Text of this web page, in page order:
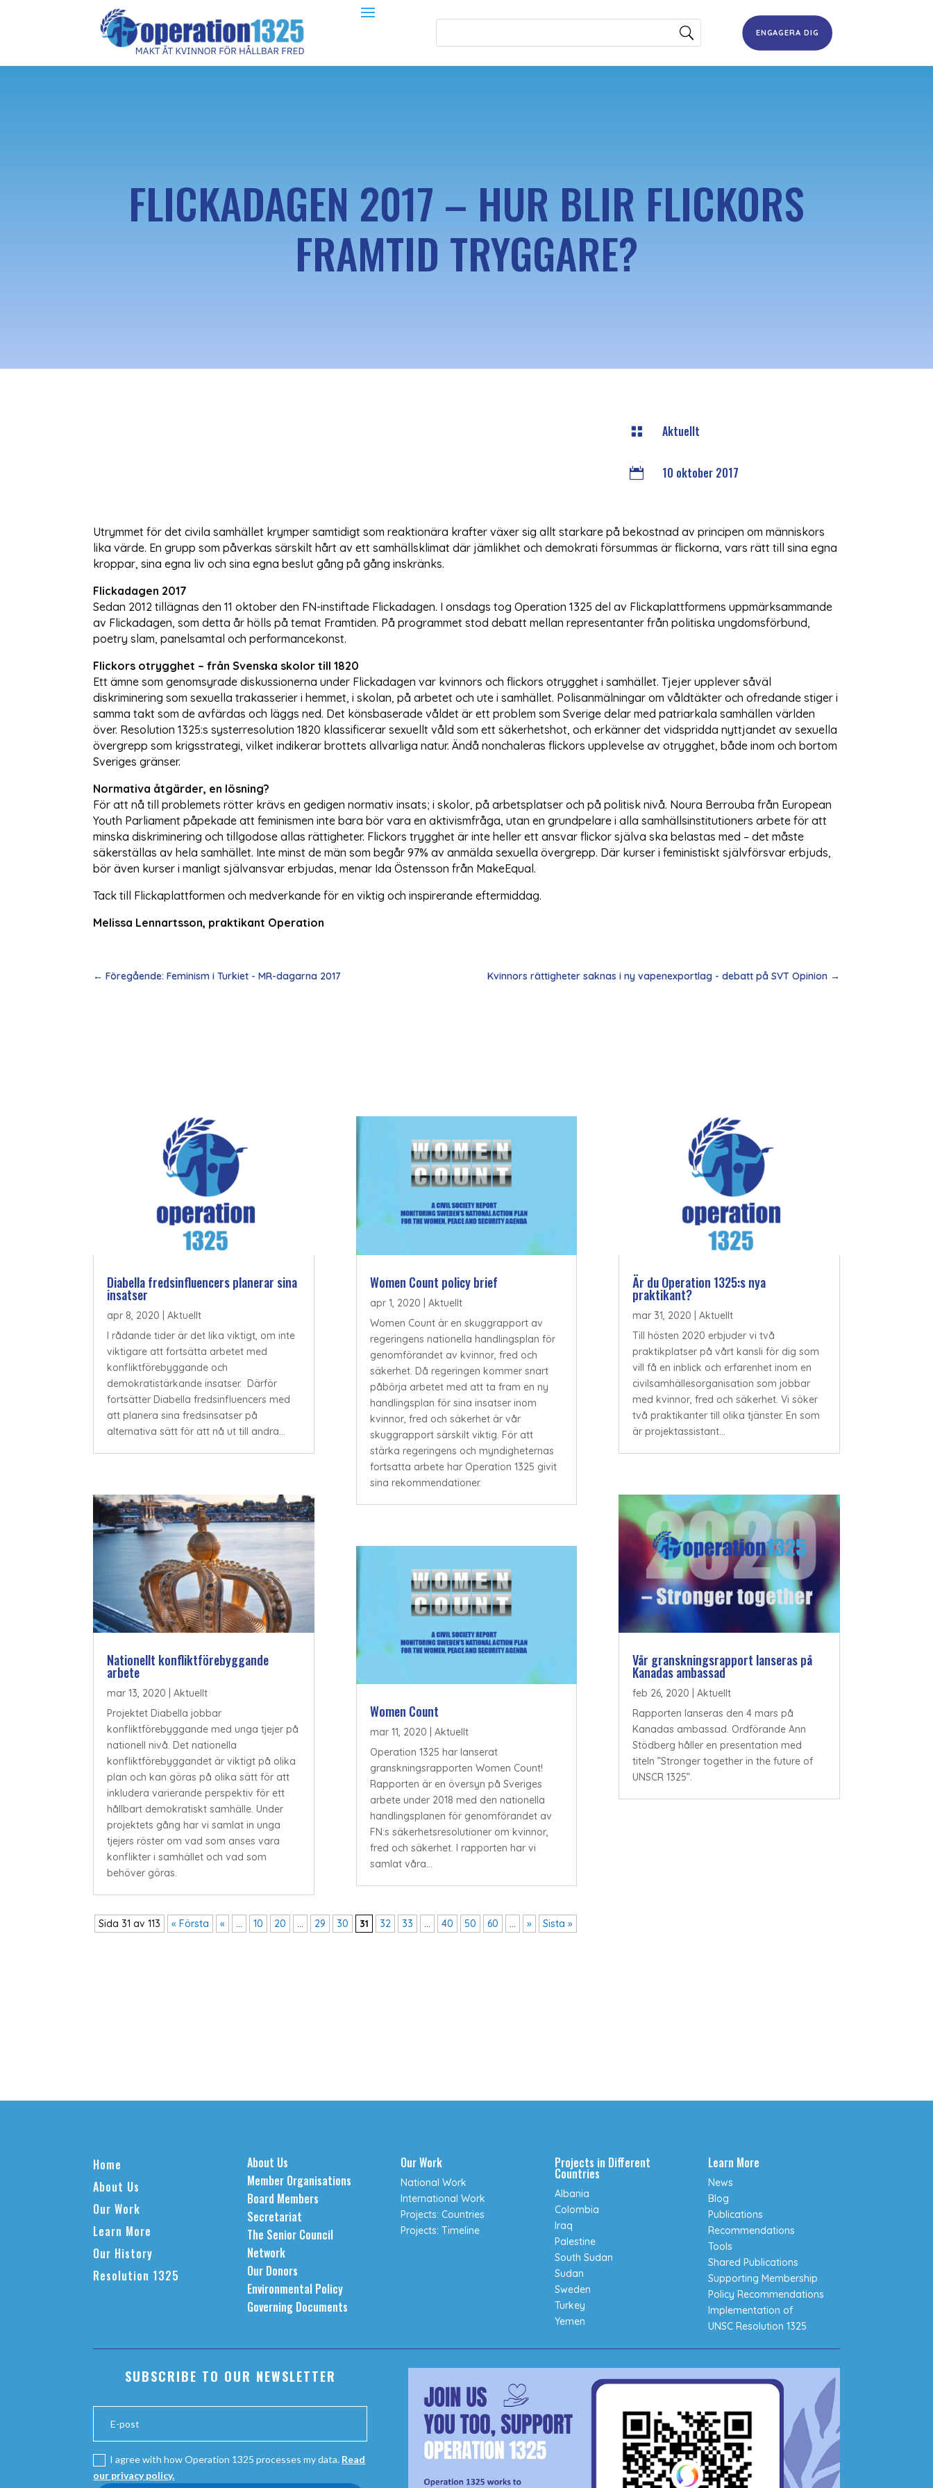
ENGAGERA DIG
FLICKADAGEN 2017 – HUR BLIR FLICKORS
FRAMTID TRYGGARE?
 Aktuellt
 10 oktober 2017
Utrymmet för det civila samhället krymper samtidigt som reaktionära krafter växer sig allt starkare på bekostnad av principen om människors
lika värde. En grupp som påverkas särskilt hårt av ett samhällsklimat där jämlikhet och demokrati försummas är flickorna, vars rätt till sina egna
kroppar, sina egna liv och sina egna beslut gång på gång inskränks.
Flickadagen 2017
Sedan 2012 tillägnas den 11 oktober den FN-instiftade Flickadagen. I onsdags tog Operation 1325 del av Flickaplattformens uppmärksammande
av Flickadagen, som detta år hölls på temat Framtiden. På programmet stod debatt mellan representanter från politiska ungdomsförbund,
poetry slam, panelsamtal och performancekonst.
Flickors otrygghet – från Svenska skolor till 1820
Ett ämne som genomsyrade diskussionerna under Flickadagen var kvinnors och flickors otrygghet i samhället. Tjejer upplever såväl
diskriminering som sexuella trakasserier i hemmet, i skolan, på arbetet och ute i samhället. Polisanmälningar om våldtäkter och ofredande stiger i
samma takt som de avfärdas och läggs ned. Det könsbaserade våldet är ett problem som Sverige delar med patriarkala samhällen världen
över. Resolution 1325:s systerresolution 1820 klassificerar sexuellt våld som ett säkerhetshot, och erkänner det vidspridda nyttjandet av sexuella
övergrepp som krigsstrategi, vilket indikerar brottets allvarliga natur. Ändå nonchaleras flickors upplevelse av otrygghet, både inom och bortom
Sveriges gränser.
Normativa åtgärder, en lösning?
För att nå till problemets rötter krävs en gedigen normativ insats; i skolor, på arbetsplatser och på politisk nivå. Noura Berrouba från European
Youth Parliament påpekade att feminismen inte bara bör vara en aktivismfråga, utan en grundpelare i alla samhällsinstitutioners arbete för att
minska diskriminering och tillgodose allas rättigheter. Flickors trygghet är inte heller ett ansvar flickor själva ska belastas med – det måste
säkerställas av hela samhället. Inte minst de män som begår 97% av anmälda sexuella övergrepp. Där kurser i feministiskt självförsvar erbjuds,
bör även kurser i manligt självansvar erbjudas, menar Ida Östensson från MakeEqual.
Tack till Flickaplattformen och medverkande för en viktig och inspirerande eftermiddag.
Melissa Lennartsson, praktikant Operation
←Föregående: Feminism i Turkiet - MR-dagarna 2017 Kvinnors rättigheter saknas i ny vapenexportlag - debatt på SVT Opinion→
Diabella fredsinfluencers planerar sina
insatser
apr 8, 2020 |Aktuellt
I rådande tider är det lika viktigt, om inte
viktigare att fortsätta arbetet med
konfliktförebyggande och
demokratistärkande insatser. Därför
fortsätter Diabella fredsinfluencers med
att planera sina fredsinsatser på
alternativa sätt för att nå ut till andra...
Nationellt konfliktförebyggande
arbete
mar 13, 2020 |Aktuellt
Projektet Diabella jobbar
konfliktförebyggande med unga tjejer på
nationell nivå. Det nationella
konfliktförebyggandet är viktigt på olika
plan och kan göras på olika sätt för att
inkludera varierande perspektiv för ett
hållbart demokratiskt samhälle. Under
projektets gång har vi samlat in unga
tjejers röster om vad som anses vara
konflikter i samhället och vad som
behöver göras.
Women Count policy brief
apr 1, 2020
Aktuellt
Women Count är en skuggrapport av
regeringens nationella handlingsplan för
genomförandet av kvinnor, fred och
säkerhet. Då regeringen kommer snart
påbörja arbetet med att ta fram en ny
handlingsplan för sina insatser inom
kvinnor, fred och säkerhet är vår
skuggrapport särskilt viktig. För att
stärka regeringens och myndigheternas
fortsatta arbete har Operation 1325 givit
sina rekommendationer.
Women Count
mar 11, 2020
Aktuellt
Operation 1325 har lanserat
granskningsrapporten Women Count!
Rapporten är en översyn på Sveriges
arbete under 2018 med den nationella
handlingsplanen för genomförandet av
FN:s säkerhetsresolutioner om kvinnor,
fred och säkerhet. I rapporten har vi
samlat våra...
Är du Operation 1325:s nya
praktikant?
mar 31, 2020
Aktuellt
Till hösten 2020 erbjuder vi två
praktikplatser på vårt kansli för dig som
vill få en inblick och erfarenhet inom en
civilsamhällesorganisation som jobbar
med kvinnor, fred och säkerhet. Vi söker
två praktikanter till olika tjänster. En som
är projektassistant...
Vår granskningsrapport lanseras på
Kanadas ambassad
feb 26, 2020
Aktuellt
Rapporten lanseras den 4 mars på
Kanadas ambassad. Ordförande Ann
Stödberg håller en presentation med
titeln ”Stronger together in the future of
UNSCR 1325”.
Sida 31 av 113 « Första « ... 10 20 ... 29 30 31 32 33 ... 40 50 60 ... » Sista »
Home
About Us
Our Work
Learn More
Our History
Resolution 1325
About Us
Member Organisations
Board Members
Secretariat
The Senior Council
Network
Our Donors
Environmental Policy
Governing Documents
Our Work
National Work
International Work
Projects: Countries
Projects: Timeline
Projects in Different
Countries
Albania
Colombia
Iraq
Palestine
South Sudan
Sudan
Sweden
Turkey
Yemen
Learn More
News
Blog
Publications
Recommendations
Tools
Shared Publications
Supporting Membership
Policy Recommendations
Implementation of
UNSC Resolution 1325
SUBSCRIBE TO OUR NEWSLETTER
I agree with how Operation 1325 processes my data. Read
our privacy policy.